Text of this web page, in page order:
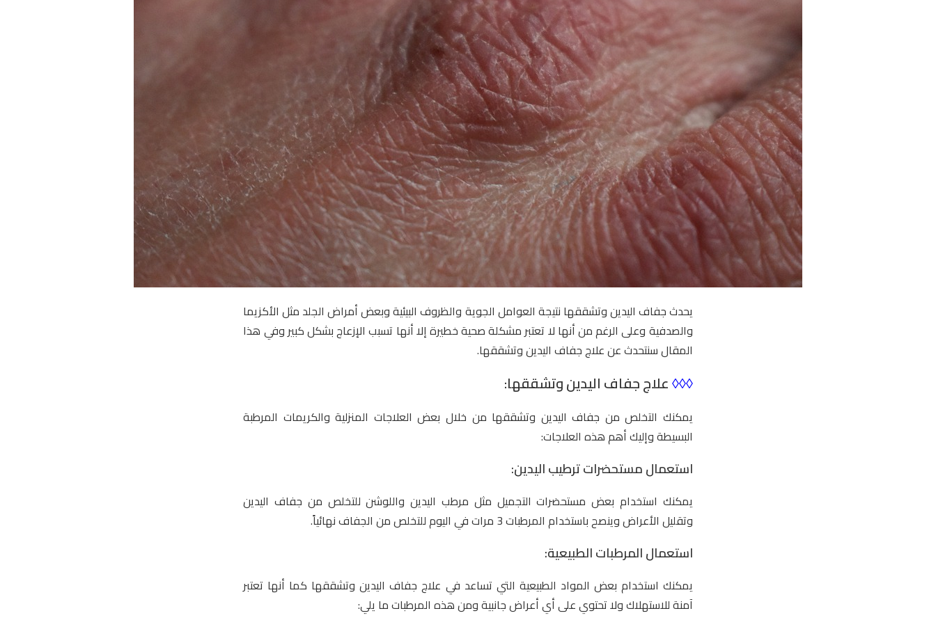
يحدث جفاف اليدين وتشققها نتيجة العوامل الجوية والظروف البيئية وبعض أمراض الجلد مثل الأكزيما
والصدفية وعلى الرغم من أنها لا تعتبر مشكلة صحية خطيرة إلا أنها تسبب الإزعاج بشكل كبير وفي هذا
المقال سنتحدث عن علاج جفاف اليدين وتشققها.
◊◊◊علاج جفاف اليدين وتشققها:
يمكنك التخلص من جفاف اليدين وتشققها من خلال بعض العلاجات المنزلية والكريمات المرطبة
البسيطة وإليك أهم هذه العلاجات:
استعمال مستحضرات ترطيب اليدين:
يمكنك استخدام بعض مستحضرات التجميل مثل مرطب اليدين واللوشن للتخلص من جفاف اليدين
وتقليل الأعراض وينصح باستخدام المرطبات 3 مرات في اليوم للتخلص من الجفاف نهائياً.
استعمال المرطبات الطبيعية:
يمكنك استخدام بعض المواد الطبيعية التي تساعد في علاج جفاف اليدين وتشققها كما أنها تعتبر
آمنة للاستهلاك ولا تحتوي على أي أعراض جانبية ومن هذه المرطبات ما يلي: